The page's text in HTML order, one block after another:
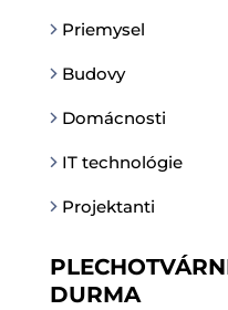
Priemysel
Budovy
Domácnosti
IT technológie
Projektanti
DURMA